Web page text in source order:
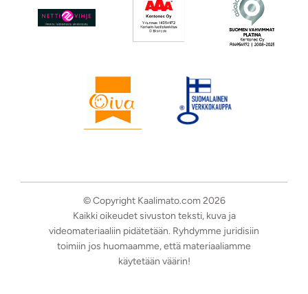
© Copyright Kaalimato.com 2026
Kaikki oikeudet sivuston teksti, kuva ja
videomateriaaliin pidätetään. Ryhdymme juridisiin
toimiin jos huomaamme, että materiaaliamme
käytetään väärin!